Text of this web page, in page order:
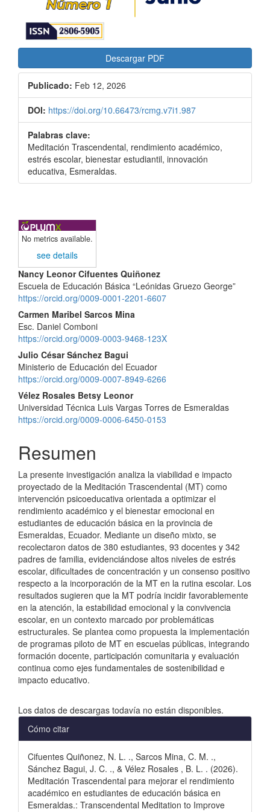
Descargar PDF
Publicado: Feb 12, 2026
DOI: https://doi.org/10.66473/rcmg.v7i1.987
Palabras clave:
Meditación Trascendental, rendimiento académico,
estrés escolar, bienestar estudiantil, innovación
educativa, Esmeraldas.
No metrics available.
see details
Contenido
principal
del
artículo
Nancy Leonor Cifuentes Quiñonez
Escuela de Educación Básica “Leónidas Gruezo George”
https://orcid.org/0009-0001-2201-6607
Carmen Maribel Sarcos Mina
Esc. Daniel Comboni
https://orcid.org/0009-0003-9468-123X
Julio César Sánchez Bagui
Ministerio de Educación del Ecuador
https://orcid.org/0009-0007-8949-6266
Vélez Rosales Betsy Leonor
Universidad Técnica Luis Vargas Torres de Esmeraldas
https://orcid.org/0009-0006-6450-0153
Resumen
La presente investigación analiza la viabilidad e impacto
proyectado de la Meditación Trascendental (MT) como
intervención psicoeducativa orientada a optimizar el
rendimiento académico y el bienestar emocional en
estudiantes de educación básica en la provincia de
Esmeraldas, Ecuador. Mediante un diseño mixto, se
recolectaron datos de 380 estudiantes, 93 docentes y 342
padres de familia, evidenciándose altos niveles de estrés
escolar, dificultades de concentración y un consenso positivo
respecto a la incorporación de la MT en la rutina escolar. Los
resultados sugieren que la MT podría incidir favorablemente
en la atención, la estabilidad emocional y la convivencia
escolar, en un contexto marcado por problemáticas
estructurales. Se plantea como propuesta la implementación
de programas piloto de MT en escuelas públicas, integrando
formación docente, participación comunitaria y evaluación
continua como ejes fundamentales de sostenibilidad e
impacto educativo.
Los datos de descargas todavía no están disponibles.
Detalles
del
artículo
Cómo citar
Cifuentes Quiñonez, N. L. ., Sarcos Mina, C. M. .,
Sánchez Bagui, J. C. ., & Vélez Rosales , B. L. . (2026).
Meditación Trascendental para mejorar el rendimiento
académico en estudiantes de educación básica en
Esmeraldas.: Transcendental Meditation to Improve